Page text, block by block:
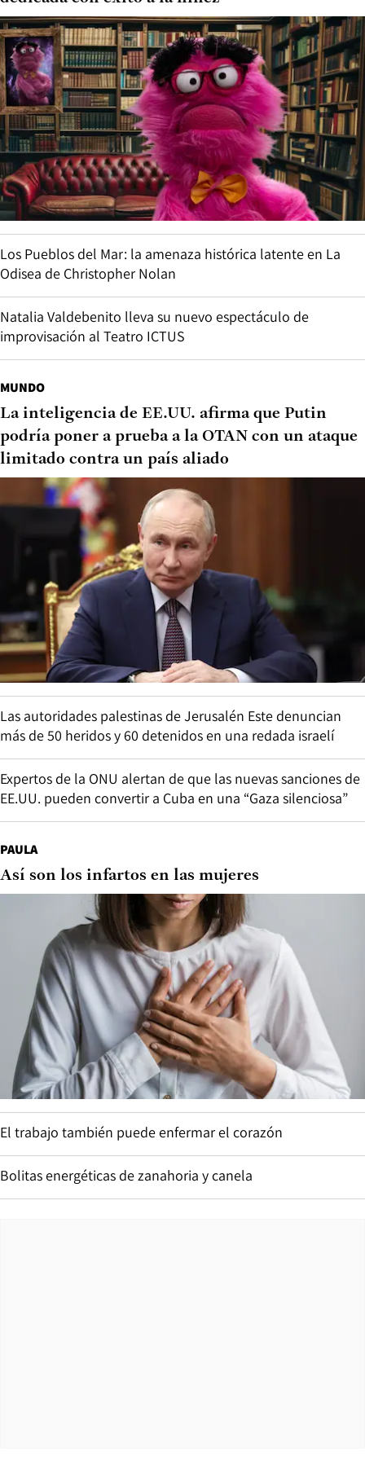
Los Pueblos del Mar: la amenaza histórica latente en La
Odisea de Christopher Nolan
Natalia Valdebenito lleva su nuevo espectáculo de
improvisación al Teatro ICTUS
MUNDO
La inteligencia de EE.UU. afirma que Putin
podría poner a prueba a la OTAN con un ataque
limitado contra un país aliado
Las autoridades palestinas de Jerusalén Este denuncian
más de 50 heridos y 60 detenidos en una redada israelí
Expertos de la ONU alertan de que las nuevas sanciones de
EE.UU. pueden convertir a Cuba en una “Gaza silenciosa”
PAULA
Así son los infartos en las mujeres
El trabajo también puede enfermar el corazón
Bolitas energéticas de zanahoria y canela